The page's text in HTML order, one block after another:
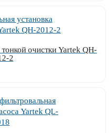
очистки Yartek QH-
2